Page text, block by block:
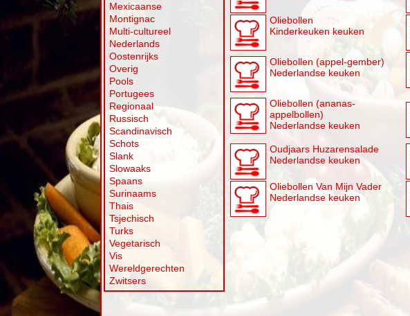
Mexicaanse
Montignac
Multi-cultureel
Nederlands
Oostenrijks
Overig
Pools
Portugees
Regionaal
Russisch
Scandinavisch
Schots
Slank
Slowaaks
Spaans
Surinaams
Thais
Tsjechisch
Turks
Vegetarisch
Vis
Wereldgerechten
Zwitsers
Oliebollen
Kinderkeuken keuken
Oliebollen (appel-gember)
Nederlandse keuken
Oliebollen (ananas-
appelbollen)
Nederlandse keuken
Oudjaars Huzarensalade
Nederlandse keuken
Oliebollen Van Mijn Vader
Nederlandse keuken